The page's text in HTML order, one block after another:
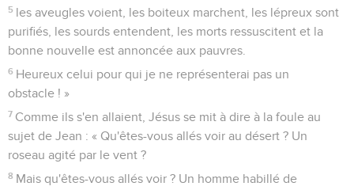
5 les aveugles voient, les boiteux marchent, les lépreux sont
purifiés, les sourds entendent, les morts ressuscitent et la
bonne nouvelle est annoncée aux pauvres.
6 Heureux celui pour qui je ne représenterai pas un
obstacle ! »
7 Comme ils s'en allaient, Jésus se mit à dire à la foule au
sujet de Jean : « Qu'êtes-vous allés voir au désert ? Un
roseau agité par le vent ?
8 Mais qu'êtes-vous allés voir ? Un homme habillé de